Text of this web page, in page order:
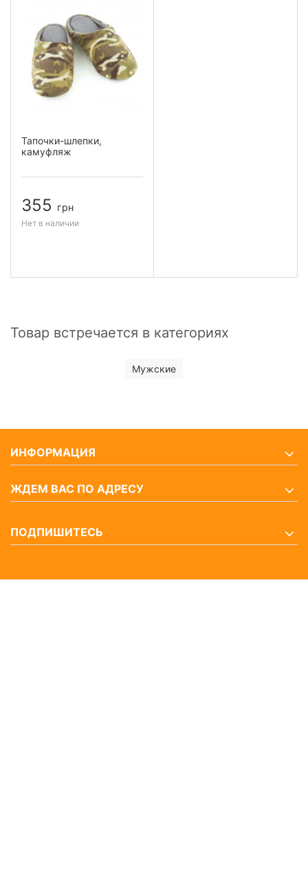
Тапочки-шлепки,
камуфляж
355 грн
Нет в наличии
Товар встречается в категориях
Мужские
ИНФОРМАЦИЯ
ЖДЕМ ВАС ПО АДРЕСУ
ПОДПИШИТЕСЬ